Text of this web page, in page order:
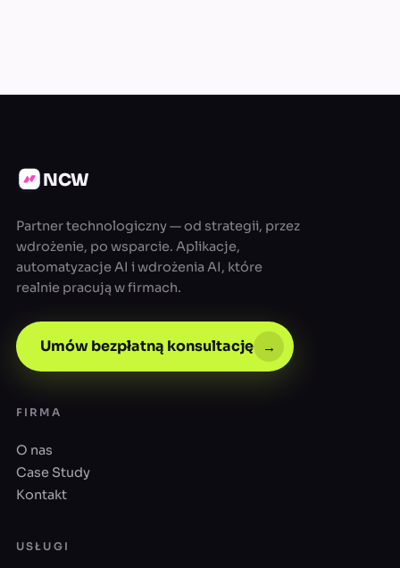
NCW
Partner technologiczny — od strategii, przez
wdrożenie, po wsparcie. Aplikacje,
automatyzacje AI i wdrożenia AI, które
realnie pracują w firmach.
Umów bezpłatną konsultację →
FIRMA
O nas
Case Study
Kontakt
USŁUGI